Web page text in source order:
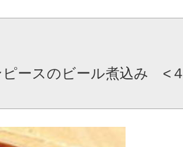
ースのビール煮込み <４